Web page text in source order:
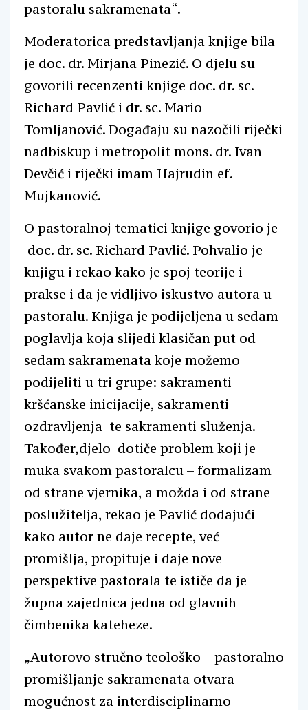
pastoralu sakramenata“.
Moderatorica predstavljanja knjige bila
je doc. dr. Mirjana Pinezić. O djelu su
govorili recenzenti knjige doc. dr. sc.
Richard Pavlić i dr. sc. Mario
Tomljanović. Događaju su nazočili riječki
nadbiskup i metropolit mons. dr. Ivan
Devčić i riječki imam Hajrudin ef.
Mujkanović.
O pastoralnoj tematici knjige govorio je
doc. dr. sc. Richard Pavlić. Pohvalio je
knjigu i rekao kako je spoj teorije i
prakse i da je vidljivo iskustvo autora u
pastoralu. Knjiga je podijeljena u sedam
poglavlja koja slijedi klasičan put od
sedam sakramenata koje možemo
podijeliti u tri grupe: sakramenti
kršćanske inicijacije, sakramenti
ozdravljenja te sakramenti služenja.
Također,djelo dotiče problem koji je
muka svakom pastoralcu – formalizam
od strane vjernika, a možda i od strane
poslužitelja, rekao je Pavlić dodajući
kako autor ne daje recepte, već
promišlja, propituje i daje nove
perspektive pastorala te ističe da je
župna zajednica jedna od glavnih
čimbenika kateheze.
„Autorovo stručno teološko – pastoralno
promišljanje sakramenata otvara
mogućnost za interdisciplinarno